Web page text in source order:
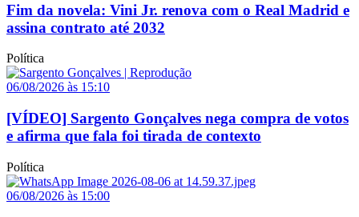
Fim da novela: Vini Jr. renova com o Real Madrid e
assina contrato até 2032
Política
06/08/2026 às 15:10
[VÍDEO] Sargento Gonçalves nega compra de votos
e afirma que fala foi tirada de contexto
Política
06/08/2026 às 15:00